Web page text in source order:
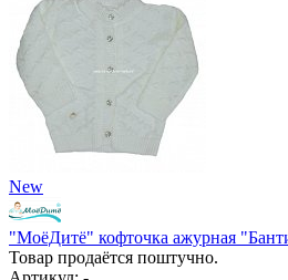
New
"МоёДитё" кофточка ажурная
Товар продаётся поштучно.